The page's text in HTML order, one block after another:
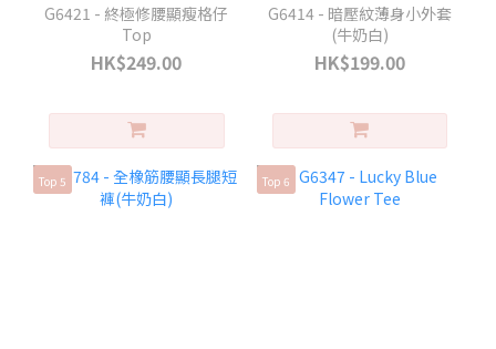
G6421 - 終極修腰顯瘦格仔
Top
HK$249.00
G6414 - 暗壓紋薄身小外套
(牛奶白)
HK$199.00
Top 5 Top 6